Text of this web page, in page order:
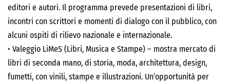
editori e autori. Il programma prevede presentazioni di libri,
incontri con scrittori e momenti di dialogo con il pubblico, con
alcuni ospiti di rilievo nazionale e internazionale.
• Valeggio LiMeS (Libri, Musica e Stampe) – mostra mercato di
libri di seconda mano, di storia, moda, architettura, design,
fumetti, con vinili, stampe e illustrazioni. Un’opportunità per